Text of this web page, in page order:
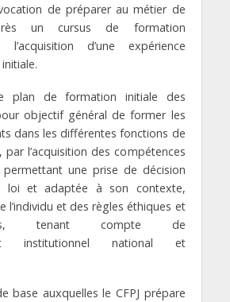
de préparer au métier de
un cursus de formation
l’acquisition d’une expérience
plan de formation initiale des
objectif général de former les
dans les différentes fonctions de
l’acquisition des compétences
permettant une prise de décision
loi et adaptée à son contexte,
l’individu et des règles éthiques et
tenant compte de
institutionnel national et
base auxquelles le CFPJ prépare